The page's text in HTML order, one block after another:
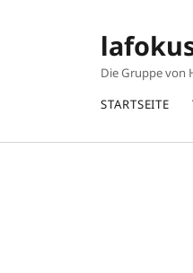
Die Gruppe von
STARTSEITE